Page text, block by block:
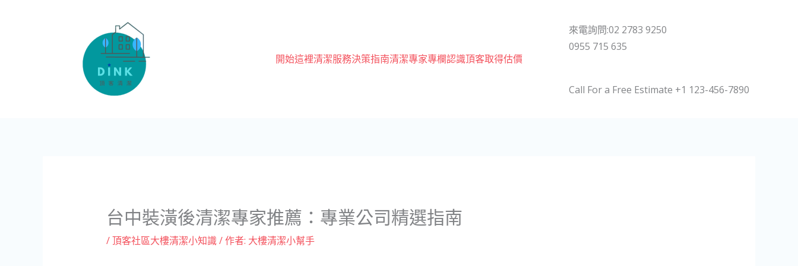
開始這裡清潔服務決策指南清潔專家專欄認識頂客取得估價
來電詢問:02 2783 9250
0955 715 635
Call For a Free Estimate +1 123-456-7890
台中裝潢後清潔專家推薦：專業公司精選指南
/頂客社區大樓清潔小知識/ 作者: 大樓清潔小幫手